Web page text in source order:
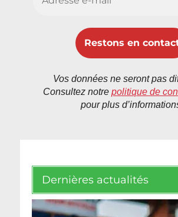
Vos données ne seront pas
Consultez notre politique de
pour plus
Dernières actualités